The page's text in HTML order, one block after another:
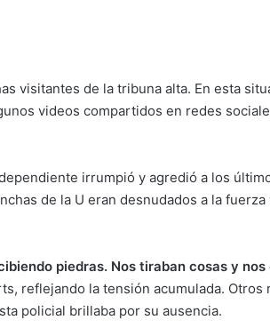
visitantes de la tribuna alta. En esta
videos compartidos en redes
irrumpió y agredió a los
de la U eran desnudados a la fuerza
piedras. Nos tiraban cosas y
reflejando la tensión acumulada. Otros
policial brillaba por su ausencia.